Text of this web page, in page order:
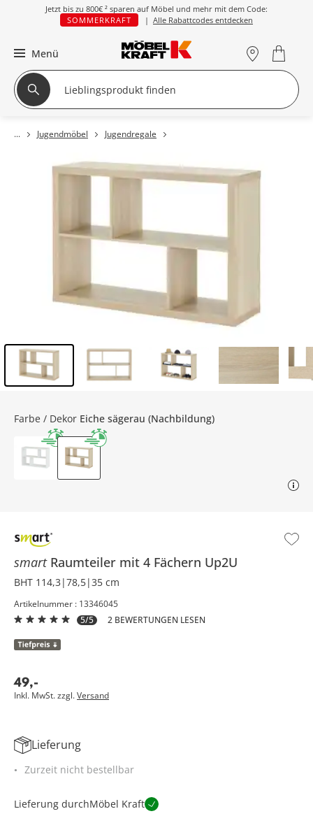
Jetzt bis zu 800€ ² sparen auf Möbel und mehr mit dem Code:
SOMMERKRAFT
| Alle Rabattcodes entdecken
Menü
Jugendmöbel Jugendregale
smart Raumteiler mit 4 Fächern Up2U
BHT 114,3|78,5|35 cm
Artikelnummer : 13346045
5/5
2 BEWERTUNGEN LESEN
49,-
Inkl. MwSt. zzgl.Versand
Farbe / Dekor Eiche sägerau (Nachbildung)
Lieferung
Zurzeit nicht bestellbar
Lieferung durchMöbel Kraft